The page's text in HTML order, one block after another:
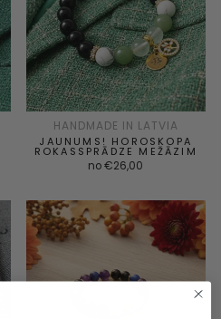
HANDMADE IN LATVIA
JAUNUMS! HOROSKOPA
ROKASSPRĀDZE MEŽĀZIM
no €26,00